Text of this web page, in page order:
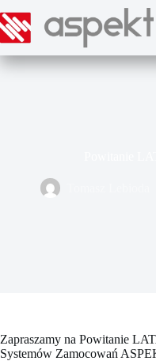
do
treści
Zapraszamy na Powitanie
Systemów Zamocowań